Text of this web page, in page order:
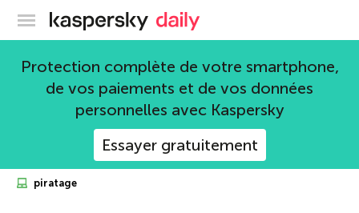
Blog officiel de Kaspersky
Protection complète de votre smartphone,
de vos paiements et de vos données
personnelles avec Kaspersky
Essayer gratuitement
piratage